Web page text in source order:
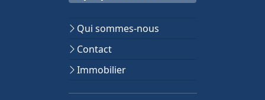
Qui sommes-nous
Contact
Immobilier